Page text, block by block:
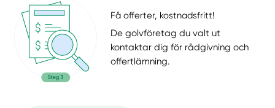
Få offerter, kostnadsfritt!
De golvföretag du valt ut
kontaktar dig för rådgivning och
offertlämning.